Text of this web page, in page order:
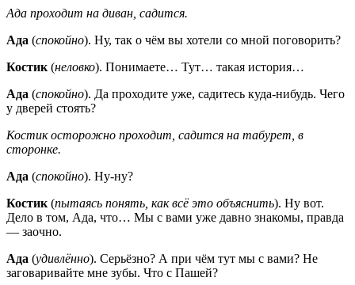
Ада проходит на диван, садится.
Ада (спокойно). Ну, так о чём вы хотели со мной поговорить?
Костик (неловко). Понимаете… Тут… такая история…
Ада (спокойно). Да проходите уже, садитесь куда-нибудь. Чего
у дверей стоять?
Костик осторожно проходит, садится на табурет, в
сторонке.
Ада (спокойно). Ну-ну?
Костик (пытаясь понять, как всё это объяснить). Ну вот.
Дело в том, Ада, что… Мы с вами уже давно знакомы, правда
— заочно.
Ада (удивлённо). Серьёзно? А при чём тут мы с вами? Не
заговаривайте мне зубы. Что с Пашей?